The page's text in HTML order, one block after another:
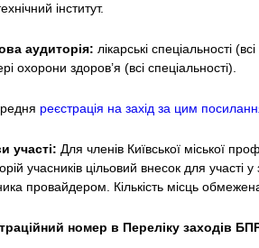
інститут.
аудиторія: лікарські спеціальності
охорони здоров’я (всі спеціальності).
реєстрація на захід за цим
участі: Для членів Київської міської
учасників цільовий внесок для
провайдером. Кількість місць
номер в Переліку заходів